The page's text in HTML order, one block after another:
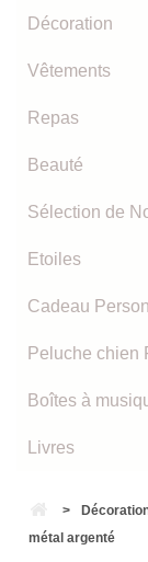
Décoration
Vêtements
Repas
Beauté
Sélection de
Etoiles
Cadeau
Peluche chien
Boîtes à
Livres
>
métal argenté